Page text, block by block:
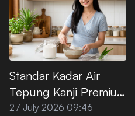
Standar Kadar Air
Tepung Kanji Premium
agar Tidak
27 July 2026 09:46